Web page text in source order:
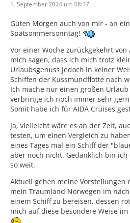
1. September 2024 um 08:17
Guten Morgen auch von mir - an
Spätsommersonntag!
Vor einer Woche zurückgekehrt
mich sagen, dass ich mich trotz
Urlaubsgenuss jedoch in keiner
Schiffen der Kussmundflotte nach
Ich mache nur einen großen
verbringe ich noch immer sehr
Somit habe ich für AIDA Cruises
Ja, vielleicht wäre es an der Zeit,
testen, um einen Vergleich zu
eines Tages mal ein Schiff der
aber noch nicht. Gedanklich bin
so weit.
Aktuell gehen meine Vorstellungen
mein Traumland Norwegen im
einem Schiff zu bereisen, dessen
mich auf diese besondere Weise